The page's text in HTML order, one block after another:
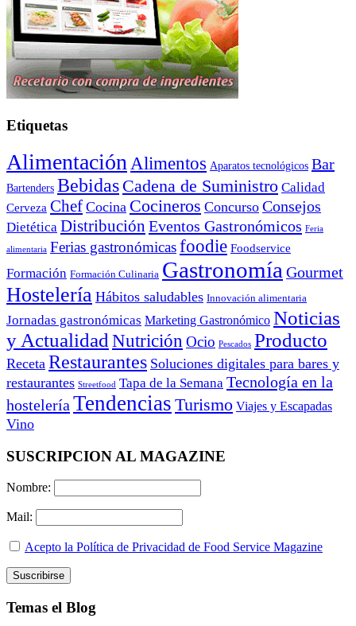
Etiquetas
Alimentación Alimentos Aparatos tecnológicos Bar
Bartenders Bebidas Cadena de Suministro Calidad
Cerveza Chef Cocina Cocineros Concurso Consejos
Dietética Distribución Eventos Gastronómicos Feria
alimentaria Ferias gastronómicasfoodie Foodservice
Formación Formación Culinaria Gastronomía Gourmet
Hostelería Hábitos saludables Innovación alimentaria
Jornadas gastronómicas Marketing Gastronómico Noticias
y Actualidad Nutrición Ocio Pescados Producto
Receta Restaurantes Soluciones digitales para bares y
restaurantes Streetfood Tapa de la Semana Tecnología en la
hostelería Tendencias Turismo Viajes y Escapadas
Vino
SUSCRIPCION AL MAGAZINE
Nombre:
Mail:
Acepto la Política de Privacidad de Food Service Magazine
Temas el Blog